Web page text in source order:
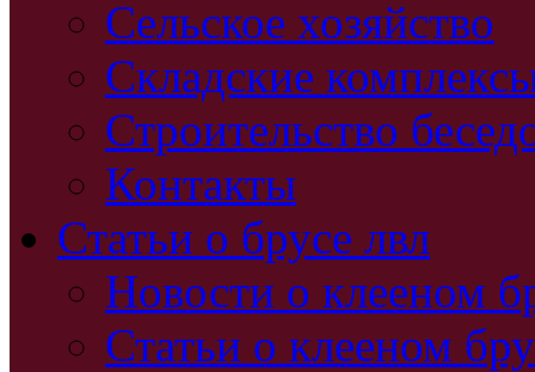
Сельское хозяйство
Складские
Строительство
Контакты
Статьи о брусе лвл
Новости о клееном
Статьи о клееном